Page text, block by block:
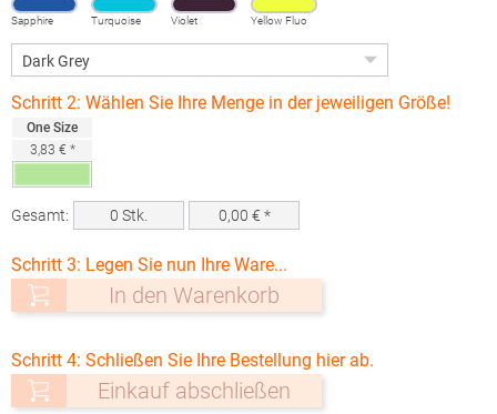
Sapphire Turquoise Violet Yellow Fluo
Schritt 2: Wählen Sie Ihre Menge in der jeweiligen Größe!
One Size
3,83 € *
Gesamt: 0 Stk. 0,00 € *
Schritt 3: Legen Sie nun Ihre Ware...
In den Warenkorb
Schritt 4: Schließen Sie Ihre Bestellung hier ab.
Einkauf abschließen